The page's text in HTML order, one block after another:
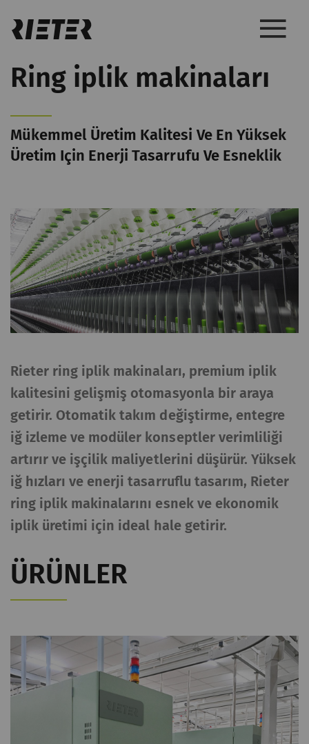
Ring iplik makinaları
Mükemmel Üretim Kalitesi Ve En Yüksek
Üretim Için Enerji Tasarrufu Ve Esneklik
Rieter ring iplik makinaları, premium iplik
kalitesini gelişmiş otomasyonla bir araya
getirir. Otomatik takım değiştirme, entegre
iğ izleme ve modüler konseptler verimliliği
artırır ve işçilik maliyetlerini düşürür. Yüksek
iğ hızları ve enerji tasarruflu tasarım, Rieter
ring iplik makinalarını esnek ve ekonomik
iplik üretimi için ideal hale getirir.
ÜRÜNLER